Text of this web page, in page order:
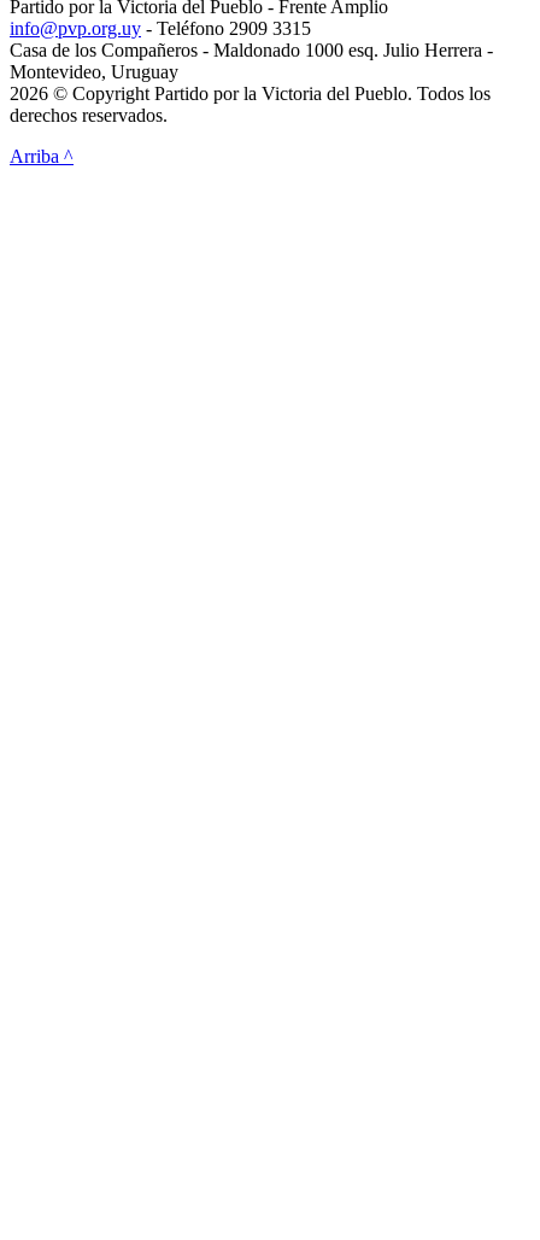
Partido por la Victoria del Pueblo - Frente Amplio
info@pvp.org.uy - Teléfono 2909 3315
Casa de los Compañeros - Maldonado 1000 esq. Julio Herrera -
Montevideo, Uruguay
2026 © Copyright Partido por la Victoria del Pueblo. Todos los
derechos reservados.
Arriba ^